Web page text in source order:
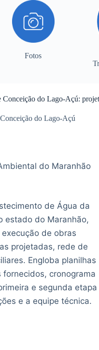
Fotos
Conceição do Lago-Açú:
Conceição do Lago-Açú
do Maranhão
de Água da
estado do Maranhão,
de obras
projetadas, rede de
Engloba planilhas
cronograma
e segunda etapa
e a equipe técnica.